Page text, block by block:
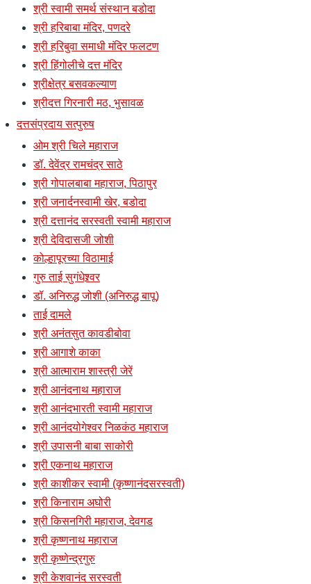
श्री स्वामी समर्थ संस्थान बडोदा
श्री हरिबाबा मंदिर, पणदरे
श्री हरिबुवा समाधी मंदिर फलटण
श्री हिंगोलीचे दत्त मंदिर
श्रीक्षेत्र बसवकल्याण
श्रीदत्त गिरनारी मठ, भुसावळ
दत्तसंप्रदाय सत्पुरुष
ओम श्री चिले महाराज
डॉ. देवेंद्र रामचंद्र साठे
श्री गोपालबाबा महाराज, पिठापुर
श्री जनार्दनस्वामी खेर, बडोदा
श्री दत्तानंद सरस्वती स्वामी महाराज
श्री देविदासजी जोशी
कोल्हापूरच्या विठामाई
गुरु ताई सुगंधेश्र्वर
डॉ. अनिरुद्ध जोशी (अनिरुद्ध बापू)
ताई दामले
श्री अनंतसुत कावडीबोवा
श्री आगाशे काका
श्री आत्माराम शास्त्री जेरें
श्री आनंदनाथ महाराज
श्री आनंदभारती स्वामी महाराज
श्री आनंदयोगेश्वर निळकंठ महाराज
श्री उपासनी बाबा साकोरी
श्री एकनाथ महाराज
श्री काशीकर स्वामी (कृष्णानंदसरस्वती)
श्री किनाराम अघोरी
श्री किसनगिरी महाराज, देवगड
श्री कृष्णनाथ महाराज
श्री कृष्णेन्द्रगुरु
श्री केशवानंद सरस्वती